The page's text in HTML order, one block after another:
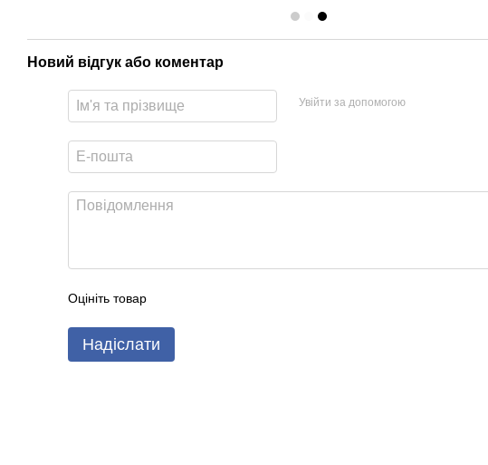
Новий відгук або коментар
Увійти за допомогою
Оцініть товар
Надіслати